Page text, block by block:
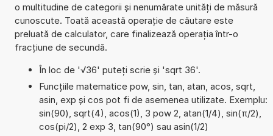
o multitudine de categorii și nenumărate unități de măsură
cunoscute. Toată această operație de căutare este
preluată de calculator, care finalizează operația într-o
fracțiune de secundă.
În loc de '√36' puteți scrie și 'sqrt 36'.
Funcțiile matematice pow, sin, tan, atan, acos, sqrt,
asin, exp și cos pot fi de asemenea utilizate. Exemplu:
sin(90), sqrt(4), acos(1), 3 pow 2, atan(1/4), sin(π/2),
cos(pi/2), 2 exp 3, tan(90°) sau asin(1/2)